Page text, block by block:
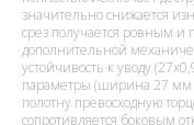
значительно снижается
срез получается ровным
дополнительной
устойчивость к уводу
параметры (ширина 27
полотну превосходную
сопротивляется боковым